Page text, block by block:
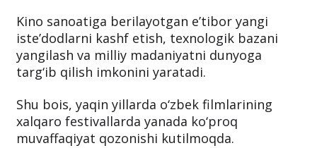
Kino sanoatiga berilayotgan e’tibor yangi
iste’dodlarni kashf etish, texnologik bazani
yangilash va milliy madaniyatni dunyoga
targ‘ib qilish imkonini yaratadi.
Shu bois, yaqin yillarda o‘zbek filmlarining
xalqaro festivallarda yanada ko‘proq
muvaffaqiyat qozonishi kutilmoqda.